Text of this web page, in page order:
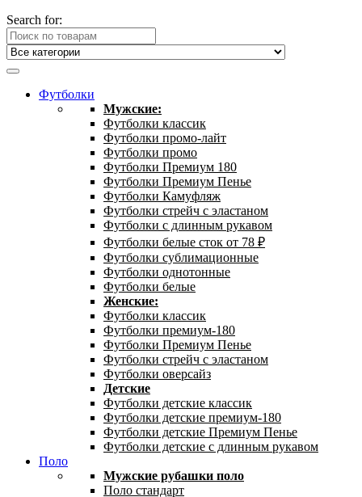
Search for:
Футболки
Мужские:
Футболки классик
Футболки промо-лайт
Футболки промо
Футболки Премиум 180
Футболки Премиум Пенье
Футболки Камуфляж
Футболки стрейч с эластаном
Футболки с длинным рукавом
Футболки белые сток от 78 ₽
Футболки сублимационные
Футболки однотонные
Футболки белые
Женские:
Футболки классик
Футболки премиум-180
Футболки Премиум Пенье
Футболки стрейч с эластаном
Футболки оверсайз
Детские
Футболки детские классик
Футболки детские премиум-180
Футболки детские Премиум Пенье
Футболки детские с длинным рукавом
Поло
Мужские рубашки поло
Поло стандарт